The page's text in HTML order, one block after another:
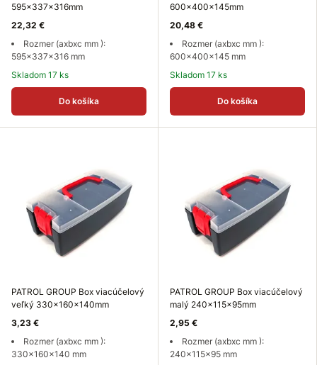
595x337x316mm
22,32 €
Rozmer (axbxc mm ):
595x337x316 mm
Skladom 17 ks
Do košíka
600x400x145mm
20,48 €
Rozmer (axbxc mm ):
600x400x145 mm
Skladom 17 ks
Do košíka
PATROL GROUP Box viacúčelový
veľký 330x160x140mm
3,23 €
Rozmer (axbxc mm ):
330x160x140 mm
PATROL GROUP Box viacúčelový
malý 240x115x95mm
2,95 €
Rozmer (axbxc mm ):
240x115x95 mm